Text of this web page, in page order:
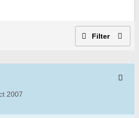
Filter
2007